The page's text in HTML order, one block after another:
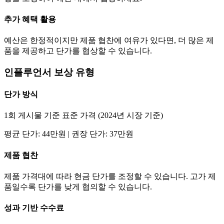
추가 혜택 활용
예산은 한정적이지만 제품 협찬에 여유가 있다면, 더 많은 제
품을 제공하고 단가를 협상할 수 있습니다.
인플루언서 보상 유형
단가방식
1회 게시물 기준 표준 가격 (2024년 시장 기준)
평균 단가: 44만원 | 권장 단가: 37만원
제품 협찬
제품 가격대에 따라 현금 단가를 조정할 수 있습니다. 고가 제
품일수록 단가를 낮게 협의할 수 있습니다.
성과 기반 수수료